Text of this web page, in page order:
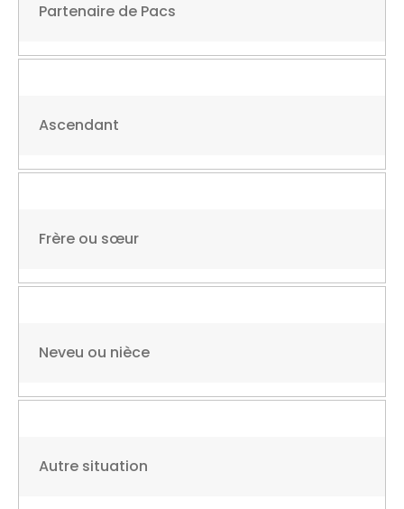
Partenaire de Pacs
Ascendant
Frère ou sœur
Neveu ou nièce
Autre situation